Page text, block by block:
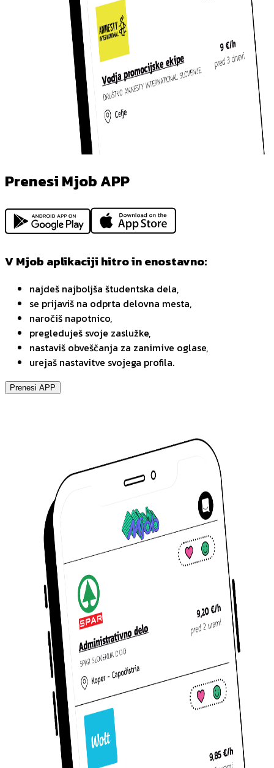
Prenesi Mjob APP
V Mjob aplikaciji hitro in enostavno:
najdeš najboljša študentska dela,
se prijaviš na odprta delovna mesta,
naročiš napotnico,
pregleduješ svoje zaslužke,
nastaviš obveščanja za zanimive oglase,
urejaš nastavitve svojega profila.
Prenesi APP